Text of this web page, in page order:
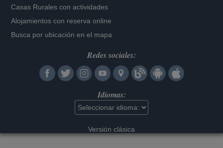
Casas Rurales con actividades
Alojamientos con reserva online
Busca por ubicación en el mapa
Redes sociales:
Idiomas:
Versión clásica